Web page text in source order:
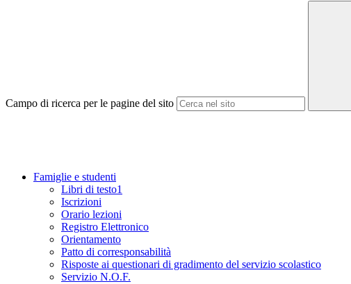
Campo di ricerca per le pagine del sito
Famiglie e studenti
Libri di testo1
Iscrizioni
Orario lezioni
Registro Elettronico
Orientamento
Patto di corresponsabilità
Risposte ai questionari di gradimento del servizio scolastico
Servizio N.O.F.